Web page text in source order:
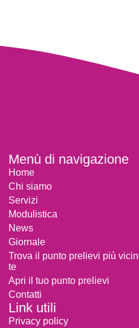
Menù di navigazione
Home
Chi siamo
Servizi
Modulistica
News
Giornale
Trova il punto prelievi più
te
Apri il tuo punto prelievi
Contatti
Link utili
Privacy policy